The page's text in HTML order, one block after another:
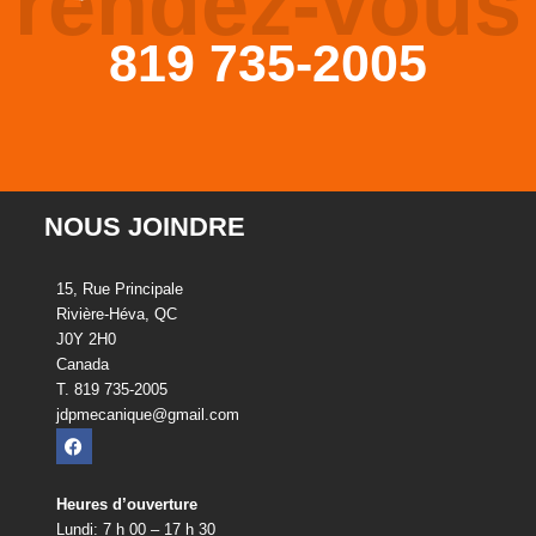
819 735-2005
NOUS JOINDRE
15, Rue Principale
Rivière-Héva, QC
J0Y 2H0
Canada
T. 819 735-2005
jdpmecanique@gmail.com
Heures d’ouverture
Lundi: 7 h 00 – 17 h 30